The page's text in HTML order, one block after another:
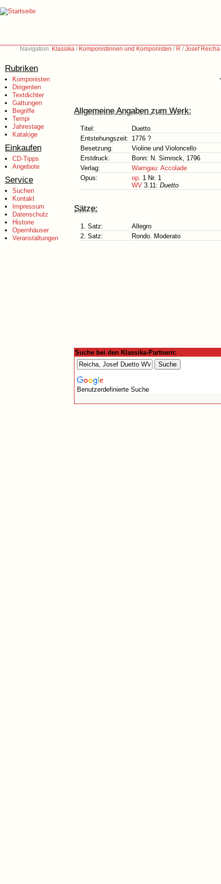
Navigation: Klassika / Komponistinnen und Komponisten / R /Josef
Rubriken
Komponisten
Dirigenten
Textdichter
Gattungen
Begriffe
Tempi
Jahrestage
Kataloge
Einkaufen
CD-Tipps
Angebote
Service
Suchen
Kontakt
Impressum
Datenschutz
Historie
Opernhäuser
Veranstaltungen
Allgemeine Angaben zum Werk:
Titel:
Duetto
Entstehungszeit: 1776 ?
Besetzung:
Violine und Violoncello
Erstdruck:
Bonn: N. Simrock, 1796
Verlag:
Warngau: Accolade
Opus:
op. 1 Nr. 1
WV 3.11: Duetto
Sätze:
1. Satz:
Allegro
2. Satz:
Rondo. Moderato
Suche bei den Klassika-Partnern:
Benutzerdefinierte Suche